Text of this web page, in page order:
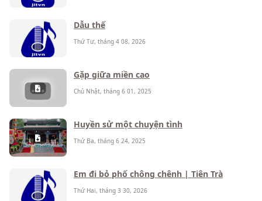
Dẫu thế
Thứ Tư, tháng 4 08, 2026
Gặp giữa miền cao
Chủ Nhật, tháng 6 01, 2025
Huyền sử một chuyện tình
Thứ Ba, tháng 6 24, 2025
Em đi bỏ phố chông chênh | Tiên Trà
Thứ Hai, tháng 3 30, 2026